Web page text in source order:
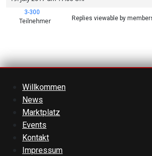
3-300
Teilnehmer Replies viewable by
Willkommen
News
Marktplatz
Events
Kontakt
Impressum